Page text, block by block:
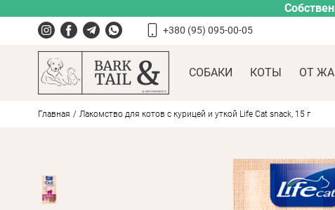
+380 (95) 095-00-05
СОБАКИ КОТЫ ОТ
Главная Лакомство для котов с курицей и уткой Life Cat snack, 15 г